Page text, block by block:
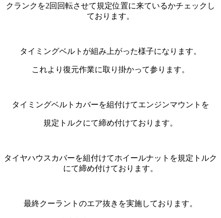
クランクを2回回転させて規定位置に来ているかチェックし
ております。
タイミングベルトが組み上がった様子になります。
これより復元作業に取り掛かって参ります。
タイミングベルトカバーを組付けてエンジンマウントを
規定トルクにて締め付けております。
タイヤハウスカバーを組付けてホイールナットを規定トルク
にて締め付けております。
最終クーラントのエア抜きを実施しております。